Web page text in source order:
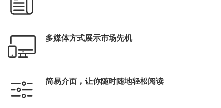
多媒体方式展示市场先机
简易介面，让你随时随地轻松阅读